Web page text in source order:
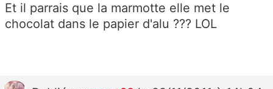
Et il parrais que la marmotte elle met le
chocolat dans le papier d'alu ??? LOL